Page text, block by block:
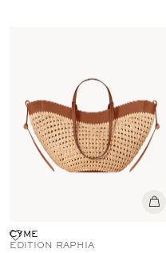
CYME
EDITION RAPHIA